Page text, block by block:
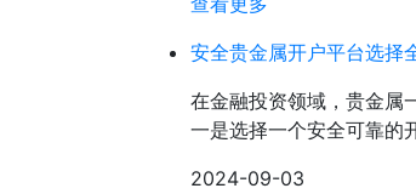
安全贵金属开户平台选择
在金融投资领域，贵金属
一是选择一个安全可靠的
2024-09-03